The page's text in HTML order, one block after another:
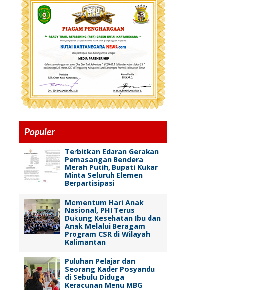
Populer
Terbitkan Edaran Gerakan
Pemasangan Bendera
Merah Putih, Bupati Kukar
Minta Seluruh Elemen
Berpartisipasi
Momentum Hari Anak
Nasional, PHI Terus
Dukung Kesehatan Ibu dan
Anak Melalui Beragam
Program CSR di Wilayah
Kalimantan
Puluhan Pelajar dan
Seorang Kader Posyandu
di Sebulu Diduga
Keracunan Menu MBG